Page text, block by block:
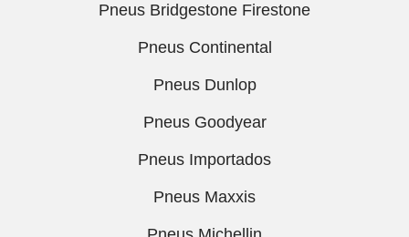
Pneus Bridgestone Firestone
Pneus Continental
Pneus Dunlop
Pneus Goodyear
Pneus Importados
Pneus Maxxis